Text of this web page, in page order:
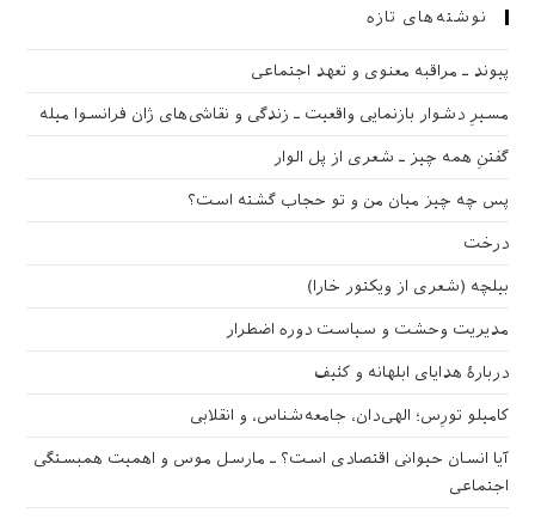
نوشته‌های تازه
پیوند ـ مراقبه‌ معنوی و تعهد اجتماعی
مسیرِ دشوار بازنمایی واقعیت ـ زندگی و نقاشی‌های ژان فرانسوا میله
گفتنِ همه چیز ـ شعری از پل الوار
پس چه چیز میان من و تو حجاب گشته است؟
درخت
بیلچه (شعری از ویکتور خارا)
مدیریت وحشت و سیاست دوره اضطرار
دربارهٔ هدایای ابلهانه و کثیف
کامیلو تورِس؛ الهی‌دان، جامعه‌شناس، و انقلابی
آیا انسان حیوانی اقتصادی است؟ ـ مارسل موس و اهمیت همبستگی
اجتماعی